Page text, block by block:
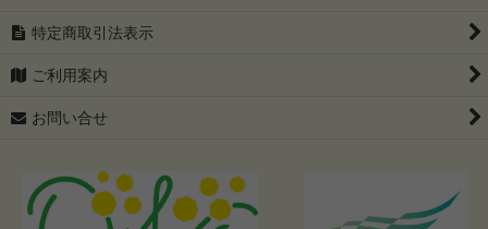
特定商取引法表示
ご利用案内
お問い合せ